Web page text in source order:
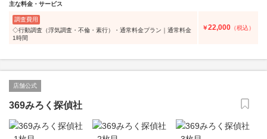
主な料金・サービス
調査費用
◇行動調査（浮気調査・不倫・素行）・通常料金プラン｜通常料金
1時間
￥22,000 （税込）
店舗公式
369みろく探偵社